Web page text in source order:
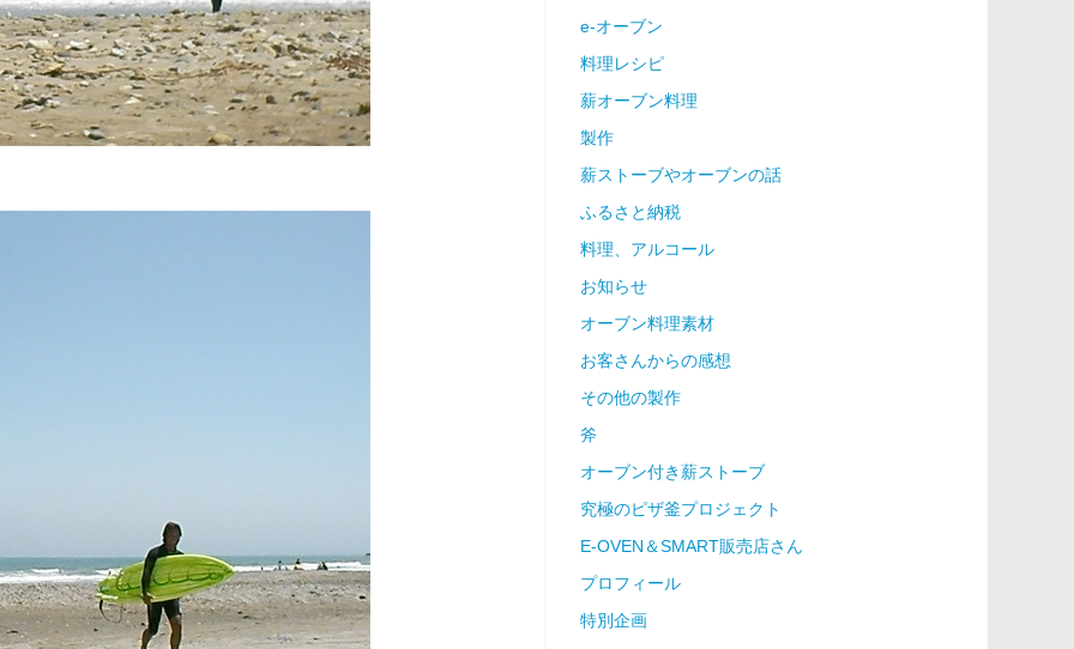
e-オーブン
料理レシピ
薪オーブン料理
製作
薪ストーブやオーブンの話
ふるさと納税
料理、アルコール
お知らせ
オーブン料理素材
お客さんからの感想
その他の製作
斧
オーブン付き薪ストーブ
究極のピザ釜プロジェクト
E-OVEN＆SMART販売店さん
プロフィール
特別企画